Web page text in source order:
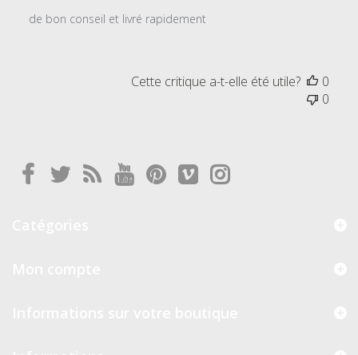
de bon conseil et livré rapidement
Cette critique a-t-elle été utile?
0
0